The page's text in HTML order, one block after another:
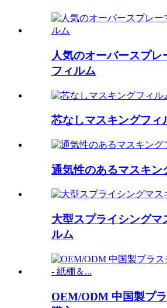
人気のオーバースプレ
フィルム
芯なしマスキングフィ
通気性のあるマスキン
大型スプライシングマ
ルム
OEM/ODM 中国製プ